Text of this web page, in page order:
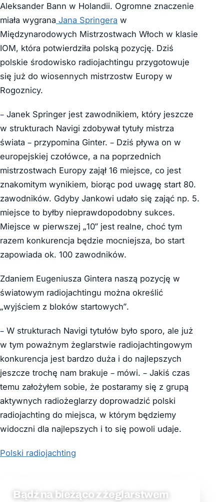
Aleksander Bann w Holandii. Ogromne znaczenie
miała wygrana Jana Springera w
Międzynarodowych Mistrzostwach Włoch w klasie
IOM, która potwierdziła polską pozycję. Dziś
polskie środowisko radiojachtingu przygotowuje
się już do wiosennych mistrzostw Europy w
Rogoznicy.
– Janek Springer jest zawodnikiem, który jeszcze
w strukturach Navigi zdobywał tytuły mistrza
świata – przypomina Ginter. – Dziś pływa on w
europejskiej czołówce, a na poprzednich
mistrzostwach Europy zajął 16 miejsce, co jest
znakomitym wynikiem, biorąc pod uwagę start 80.
zawodników. Gdyby Jankowi udało się zająć np. 5.
miejsce to byłby nieprawdopodobny sukces.
Miejsce w pierwszej „10” jest realne, choć tym
razem konkurencja będzie mocniejsza, bo start
zapowiada ok. 100 zawodników.
Zdaniem Eugeniusza Gintera naszą pozycję w
światowym radiojachtingu można określić
„wyjściem z bloków startowych”.
– W strukturach Navigi tytułów było sporo, ale już
w tym poważnym żeglarstwie radiojachtingowym
konkurencja jest bardzo duża i do najlepszych
jeszcze trochę nam brakuje – mówi. – Jakiś czas
temu założyłem sobie, że postaramy się z grupą
aktywnych radiożeglarzy doprowadzić polski
radiojachting do miejsca, w którym będziemy
widoczni dla najlepszych i to się powoli udaje.
Polski radiojachting
Bądź na bieżąco z żeglarstwem